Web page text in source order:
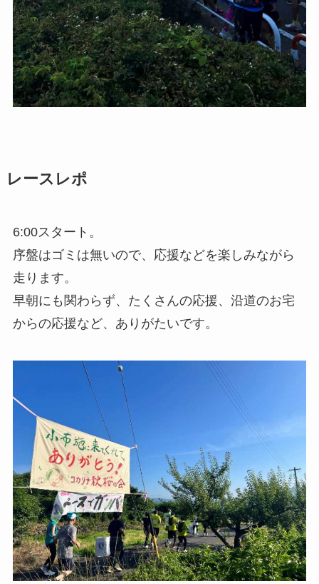
レースレポ
6:00スタート。
序盤はゴミは無いので、応援などを楽しみながら
走ります。
早朝にも関わらず、たくさんの応援、沿道のお宅
からの応援など、ありがたいです。